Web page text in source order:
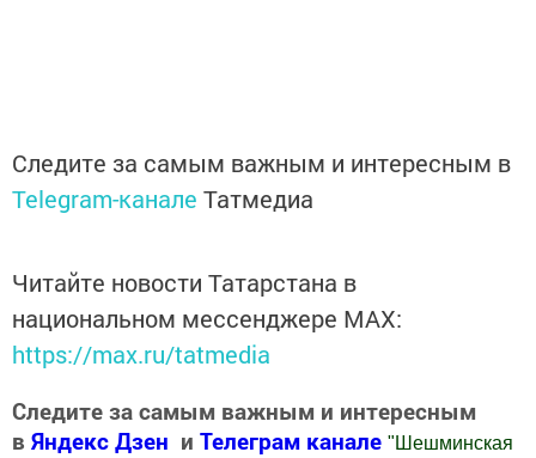
Следите за самым важным и интересным в
Telegram-канале Татмедиа
Читайте новости Татарстана в
национальном мессенджере MАХ:
https://max.ru/tatmedia
Следите за самым важным и интересным
в Яндекс Дзен и Телеграм канале " Шешминская